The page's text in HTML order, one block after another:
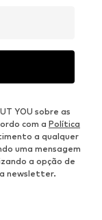
YOU sobre as
com a Política
a qualquer
uma mensagem
a opção de
newsletter.